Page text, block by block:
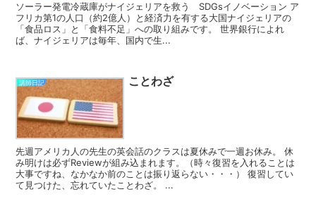
ソーラー発電冷蔵庫がナイジェリアを救う SDGsイノベーション ア
フリカ第1の人口（約2億人）と経済力を有する大国ナイジェリアの
「食品ロス」と「食料不足」への取り組みです。 世界銀行によれ
ば、ナイジェリアは毎年、国内で生...
講師日記 ことわざ
先週アメリカ人の先生の英会話のクラスは夏休みで一週お休み。 休
み明けは必ずReviewが組み込まれます。（時々復習を入れることは
大事ですね、なかなか前のことは振り返らない・・・） 復習してい
て見つけた、忘れていたことわざ。 ...